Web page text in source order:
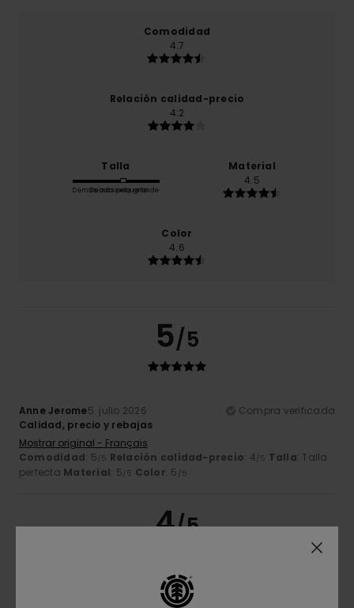
Comodidad
4.7
Relación calidad-precio
4.2
Talla
Demasiado pequeño
Demasiado grande
Material
4.5
Color
4.6
5/5
Anne Jerome5. julio 2026
Compra verificada
Calidad, precio y rebajas
Mostrar original - Français
Comodidad: 5/5 Relación calidad-precio: 4/5 Talla: Talla
perfecta Material: 5/5 Color: 5 /5
4/5